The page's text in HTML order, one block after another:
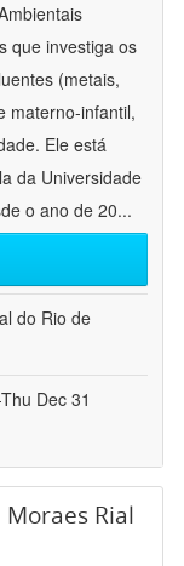
que investiga os
(metais,
materno-infantil,
Ele está
da Universidade
o ano de 20...
do Rio de
Dec 31
Rial